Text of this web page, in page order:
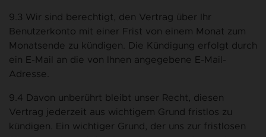
9.3 Wir sind berechtigt, den Vertrag über Ihr
Benutzerkonto mit einer Frist von einem Monat zum
Monatsende zu kündigen. Die Kündigung erfolgt durch
ein E-Mail an die von Ihnen angegebene E-Mail-
Adresse.
9.4 Davon unberührt bleibt unser Recht, diesen
Vertrag jederzeit aus wichtigem Grund fristlos zu
kündigen. Ein wichtiger Grund, der uns zur fristlosen